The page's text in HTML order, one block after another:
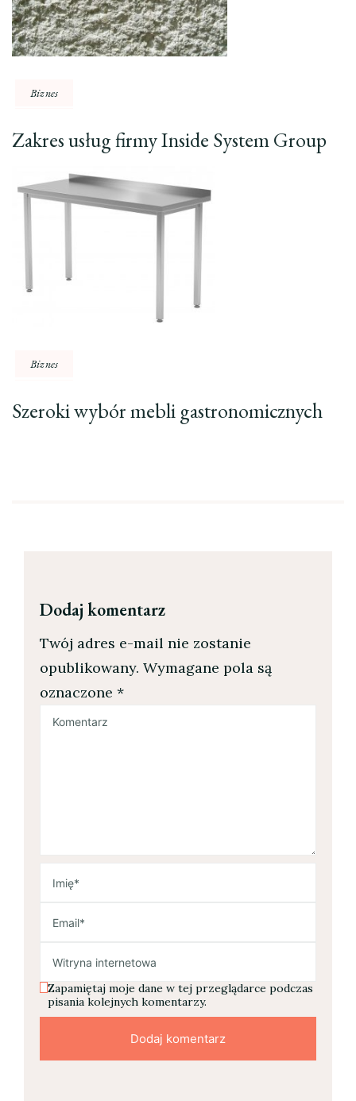
Biznes
Zakres usług firmy Inside System Group
Biznes
Szeroki wybór mebli gastronomicznych
Dodaj komentarz
Twój adres e-mail nie zostanie
opublikowany. Wymagane pola są
oznaczone *
Zapamiętaj moje dane w tej przeglądarce podczas
pisania kolejnych komentarzy.